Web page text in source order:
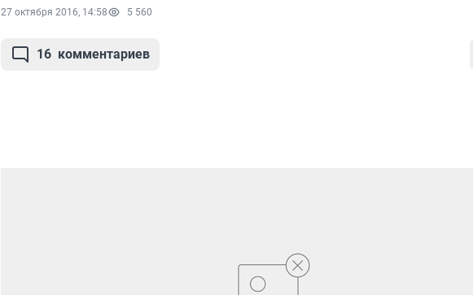
27 октября 2016, 14:58 5 560
16 комментариев